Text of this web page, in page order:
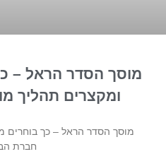
מוסך הסדר הראל –
ומקצרים תהליך
מוסך הסדר הראל – כך בוחרים
חברת